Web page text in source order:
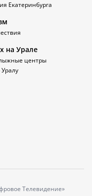
Екатеринбурга
на Урале
центры
Уралу
Телевидение»